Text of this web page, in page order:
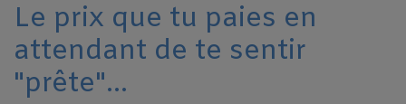
Le prix que tu paies en
attendant de te sentir
"prête"...